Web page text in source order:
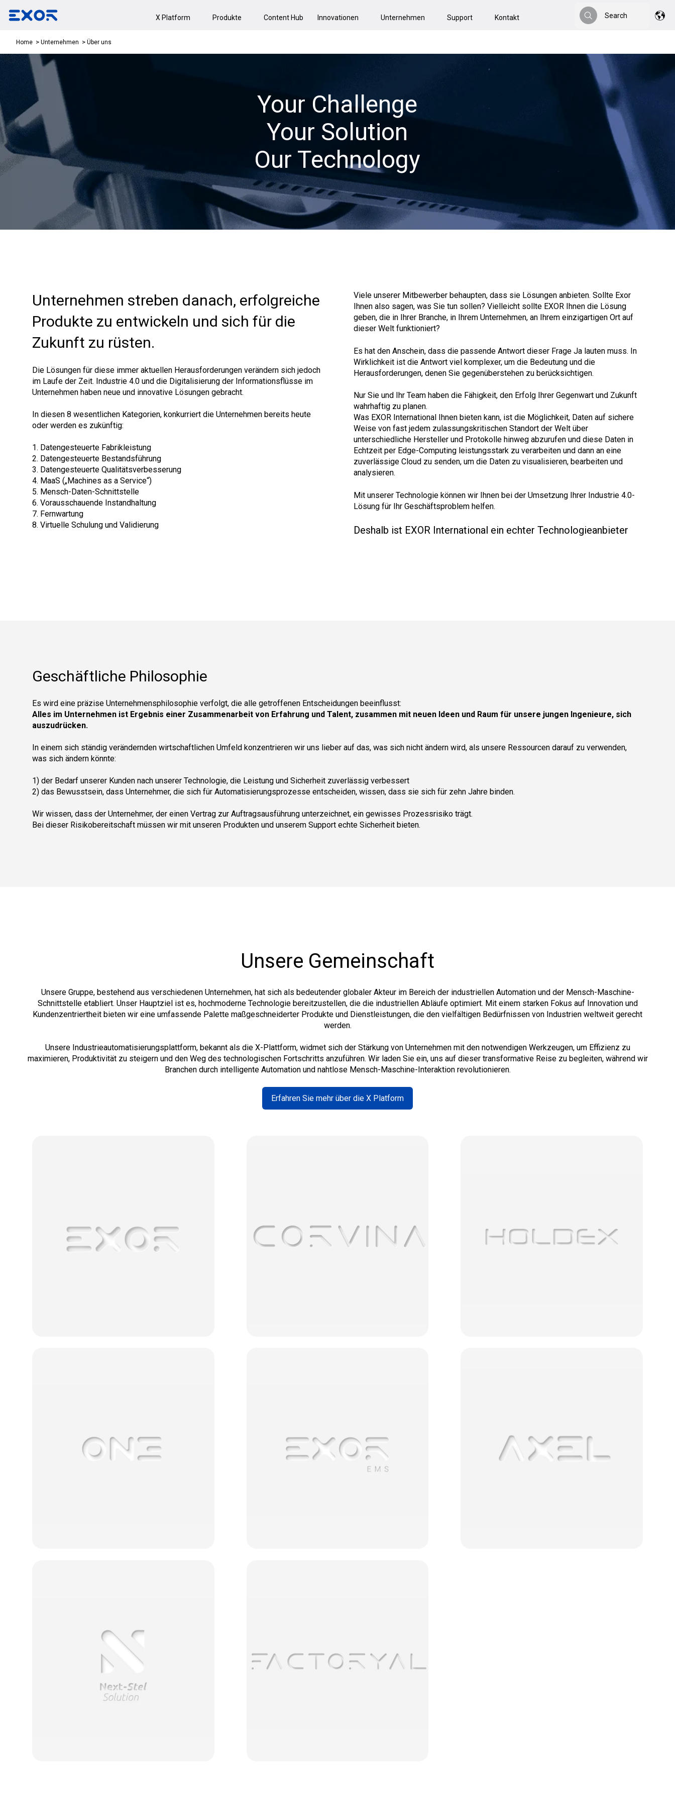
X Platform Produkte Content Hub Innovationen Unternehmen Support Kontakt
Search
Search
Home Unternehmen Über uns
Your Challenge
Your Solution
Our Technology
Unternehmen streben danach, erfolgreiche
Produkte zu entwickeln und sich für die
Zukunft zu rüsten.
Die Lösungen für diese immer aktuellen Herausforderungen verändern sich jedoch
im Laufe der Zeit. Industrie 4.0 und die Digitalisierung der Informationsflüsse im
Unternehmen haben neue und innovative Lösungen gebracht.
In diesen 8 wesentlichen Kategorien, konkurriert die Unternehmen bereits heute
oder werden es zukünftig:
1. Datengesteuerte Fabrikleistung
2. Datengesteuerte Bestandsführung
3. Datengesteuerte Qualitätsverbesserung
4. MaaS („Machines as a Service“)
5. Mensch-Daten-Schnittstelle
6. Vorausschauende Instandhaltung
7. Fernwartung
8. Virtuelle Schulung und Validierung
Viele unserer Mitbewerber behaupten, dass sie Lösungen anbieten. Sollte Exor
Ihnen also sagen, was Sie tun sollen? Vielleicht sollte EXOR Ihnen die Lösung
geben, die in Ihrer Branche, in Ihrem Unternehmen, an Ihrem einzigartigen Ort auf
dieser Welt funktioniert?
Es hat den Anschein, dass die passende Antwort dieser Frage Ja lauten muss. In
Wirklichkeit ist die Antwort viel komplexer, um die Bedeutung und die
Herausforderungen, denen Sie gegenüberstehen zu berücksichtigen.
Nur Sie und Ihr Team haben die Fähigkeit, den Erfolg Ihrer Gegenwart und Zukunft
wahrhaftig zu planen.
Was EXOR International Ihnen bieten kann, ist die Möglichkeit, Daten auf sichere
Weise von fast jedem zulassungskritischen Standort der Welt über
unterschiedliche Hersteller und Protokolle hinweg abzurufen und diese Daten in
Echtzeit per Edge-Computing leistungsstark zu verarbeiten und dann an eine
zuverlässige Cloud zu senden, um die Daten zu visualisieren, bearbeiten und
analysieren.
Mit unserer Technologie können wir Ihnen bei der Umsetzung Ihrer Industrie 4.0-
Lösung für Ihr Geschäftsproblem helfen.
Deshalb ist EXOR International ein echter Technologieanbieter
Geschäftliche Philosophie
Es wird eine präzise Unternehmensphilosophie verfolgt, die alle getroffenen Entscheidungen beeinflusst:
Alles im Unternehmen ist Ergebnis einer Zusammenarbeit von Erfahrung und Talent, zusammen mit neuen Ideen und Raum für unsere jungen Ingenieure, sich
auszudrücken.
In einem sich ständig verändernden wirtschaftlichen Umfeld konzentrieren wir uns lieber auf das, was sich nicht ändern wird, als unsere Ressourcen darauf zu verwenden,
was sich ändern könnte:
1) der Bedarf unserer Kunden nach unserer Technologie, die Leistung und Sicherheit zuverlässig verbessert
2) das Bewusstsein, dass Unternehmer, die sich für Automatisierungsprozesse entscheiden, wissen, dass sie sich für zehn Jahre binden.
Wir wissen, dass der Unternehmer, der einen Vertrag zur Auftragsausführung unterzeichnet, ein gewisses Prozessrisiko trägt.
Bei dieser Risikobereitschaft müssen wir mit unseren Produkten und unserem Support echte Sicherheit bieten.
Unsere Gemeinschaft
Unsere Gruppe, bestehend aus verschiedenen Unternehmen, hat sich als bedeutender globaler Akteur im Bereich der industriellen Automation und der Mensch-Maschine-
Schnittstelle etabliert. Unser Hauptziel ist es, hochmoderne Technologie bereitzustellen, die die industriellen Abläufe optimiert. Mit einem starken Fokus auf Innovation und
Kundenzentriertheit bieten wir eine umfassende Palette maßgeschneiderter Produkte und Dienstleistungen, die den vielfältigen Bedürfnissen von Industrien weltweit gerecht
werden.
Unsere Industrieautomatisierungsplattform, bekannt als die X-Plattform, widmet sich der Stärkung von Unternehmen mit den notwendigen Werkzeugen, um Effizienz zu
maximieren, Produktivität zu steigern und den Weg des technologischen Fortschritts anzuführen. Wir laden Sie ein, uns auf dieser transformative Reise zu begleiten, während wir
Branchen durch intelligente Automation und nahtlose Mensch-Maschine-Interaktion revolutionieren.
Erfahren Sie mehr über die X Platform